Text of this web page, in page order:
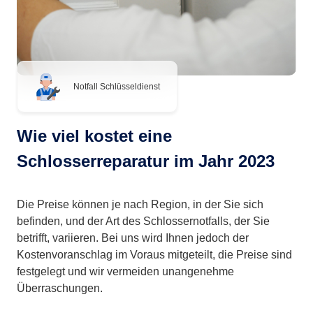
Notfall Schlüsseldienst
Wie viel kostet eine
Schlosserreparatur im Jahr 2023
Die Preise können je nach Region, in der Sie sich
befinden, und der Art des Schlossernotfalls, der Sie
betrifft, variieren. Bei uns wird Ihnen jedoch der
Kostenvoranschlag im Voraus mitgeteilt, die Preise sind
festgelegt und wir vermeiden unangenehme
Überraschungen.